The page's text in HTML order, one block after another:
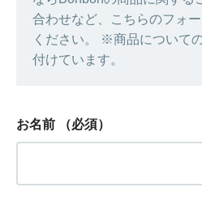
合わせなど、こちらのフォ
ください。 ※商品について
付けています。
お名前 （必須）